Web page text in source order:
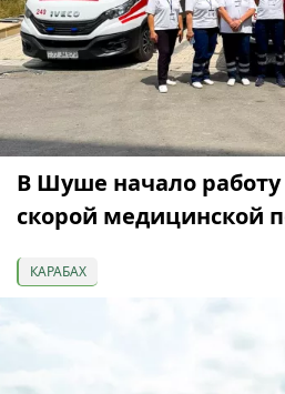
В Шуше начало работу
скорой медицинской
КАРАБАХ